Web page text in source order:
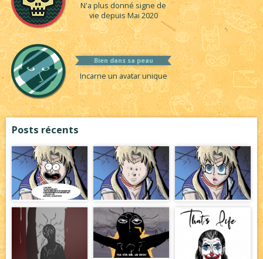
N'a plus donné signe de
vie depuis Mai 2020
Bien dans sa peau
Incarne un avatar unique
Posts récents